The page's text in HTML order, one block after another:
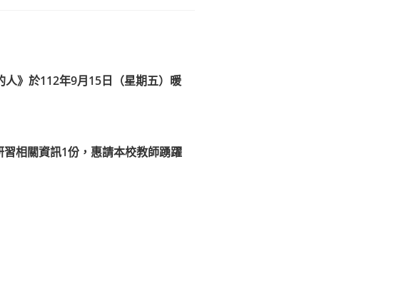
》於112年9月15日（星期五）暖
相關資訊1份，惠請本校教師踴躍